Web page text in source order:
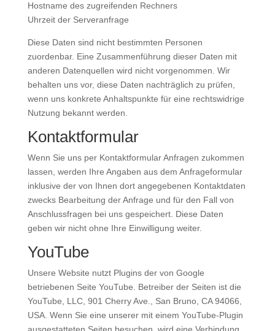
Hostname des zugreifenden Rechners
Uhrzeit der Serveranfrage
Diese Daten sind nicht bestimmten Personen
zuordenbar. Eine Zusammenführung dieser Daten mit
anderen Datenquellen wird nicht vorgenommen. Wir
behalten uns vor, diese Daten nachträglich zu prüfen,
wenn uns konkrete Anhaltspunkte für eine rechtswidrige
Nutzung bekannt werden.
Kontaktformular
Wenn Sie uns per Kontaktformular Anfragen zukommen
lassen, werden Ihre Angaben aus dem Anfrageformular
inklusive der von Ihnen dort angegebenen Kontaktdaten
zwecks Bearbeitung der Anfrage und für den Fall von
Anschlussfragen bei uns gespeichert. Diese Daten
geben wir nicht ohne Ihre Einwilligung weiter.
YouTube
Unsere Website nutzt Plugins der von Google
betriebenen Seite YouTube. Betreiber der Seiten ist die
YouTube, LLC, 901 Cherry Ave., San Bruno, CA 94066,
USA. Wenn Sie eine unserer mit einem YouTube-Plugin